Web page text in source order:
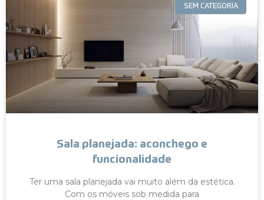
SEM CATEGORIA
Sala planejada: aconchego e
funcionalidade
Ter uma sala planejada vai muito além da estética.
Com os móveis sob medida para